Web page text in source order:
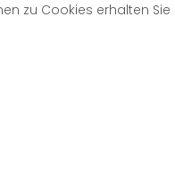
zu Cookies erhalten Sie